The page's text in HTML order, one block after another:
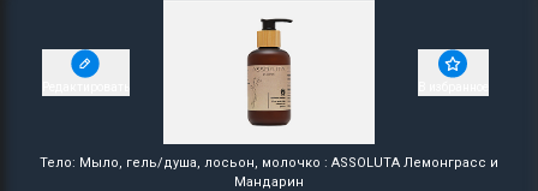
Тело: Мыло, гель/душа, лосьон, молочко : ASSOLUTA Лемонграсс и
Мандарин